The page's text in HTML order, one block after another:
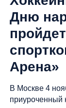
Дню
Арена»
В Москве 4
приуроченный